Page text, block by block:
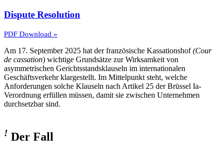
Dispute Resolution
PDF Download »
Am 17. September 2025 hat der französische Kassationshof(Cour
de cassation) wichtige Grundsätze zur Wirksamkeit von
asymmetrischen Gerichtsstandsklauseln im internationalen
Geschäftsverkehr klargestellt. Im Mittelpunkt steht, welche
Anforderungen solche Klauseln nach Artikel 25 der Brüssel Ia-
Verordnung erfüllen müssen, damit sie zwischen Unternehmen
durchsetzbar sind.
! Der Fall